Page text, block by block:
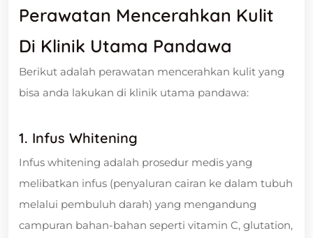
Perawatan Mencerahkan Kulit
Di Klinik Utama Pandawa
Berikut adalah perawatan mencerahkan kulit yang
bisa anda lakukan di klinik utama pandawa:
1. Infus Whitening
Infus whitening adalah prosedur medis yang
melibatkan infus (penyaluran cairan ke dalam tubuh
melalui pembuluh darah) yang mengandung
campuran bahan-bahan seperti vitamin C, glutation,